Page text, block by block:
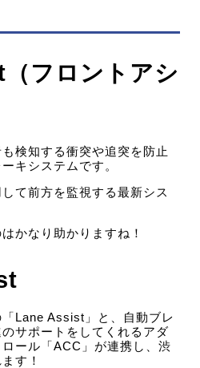
フロントアシ
検知する衝突や追突を防止
キシステムです。
て前方を監視する最新シス
かなり助かりますね！
Lane Assist」と、自動ブレ
サポートをしてくれるアダ
ール「ACC」が連携し、渋
す！